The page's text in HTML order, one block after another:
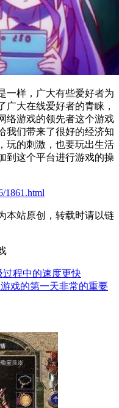
一样，广大有些爱好者为
广大在线爱好者的青睐，
络游戏的领先者这个游戏
我们带来了很好的经济知
玩的刺激，也要玩出生活
到这个平台进行游戏的操
1861.html
本站原创，转载时请以链
程中的速度更快
戏的第一天非常的重要